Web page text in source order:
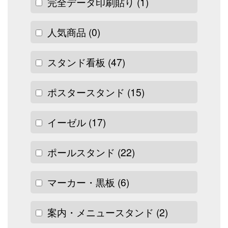
人気商品 (0)
スタンド看板 (47)
ポスタースタンド (15)
イーゼル (17)
ポールスタンド (22)
マーカー・黒板 (6)
案内・メニュースタンド (2)